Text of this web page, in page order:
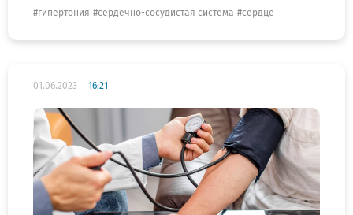
гипертония сердечно-сосудистая система сердце
01.06.2023 16:21